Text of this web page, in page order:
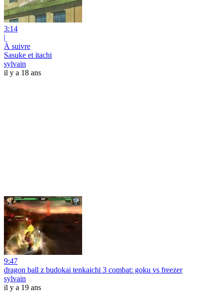
3:14
|
À suivre
Sasuke et itachi
sylvain
il y a 18 ans
9:47
dragon ball z budokai tenkaichi 3 combat: goku vs freezer
sylvain
il y a 19 ans